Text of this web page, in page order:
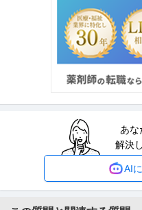
法務・コンプライアンス ／
ドローン・3Dレーザースキ
創業90年の強固なグループ
休2日（土日祝）
ひかり司法書士法人
土日休み 高収入 完全
年収800万円〜1,000万円
【職種】管理＞法務・コンプライ
どに応じ、当該求人をビズリ…続
採用 ／ 「新橋」人事／HR領
クラウドコンサルティング株式会社
フリーラ
年収400万円〜500万円
性などに応じ、当該求人をビ…続き
あな
解決
AI